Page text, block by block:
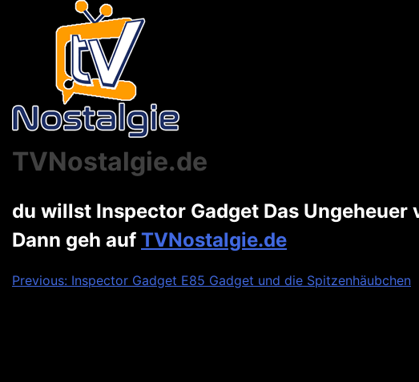
TVNostalgie.de
du willst Inspector Gadget Das Ungeheuer
Dann geh auf TVNostalgie.de
Beitragsnavigation
Previous: Inspector Gadget E85 Gadget und die Spitzenhäubchen